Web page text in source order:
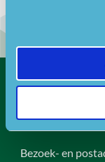
Bezoekadres
Bezoek- en